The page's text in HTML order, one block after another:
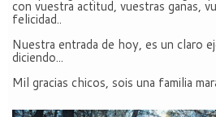
con vuestra actitud, vuestras ganas,
felicidad..
Nuestra entrada de hoy, es un claro
diciendo...
Mil gracias chicos, sois una familia